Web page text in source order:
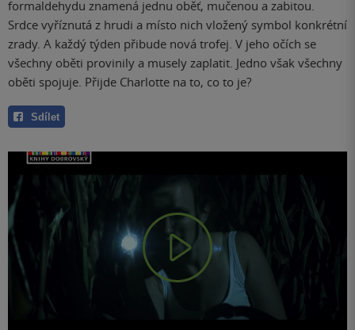
formaldehydu znamená jednu oběť, mučenou a zabitou.
Srdce vyříznutá z hrudi a místo nich vložený symbol konkrétní
zrady. A každý týden přibude nová trofej. V jeho očích se
všechny oběti provinily a musely zaplatit. Jedno však všechny
oběti spojuje. Přijde Charlotte na to, co to je?
Sdílet
Play
Video